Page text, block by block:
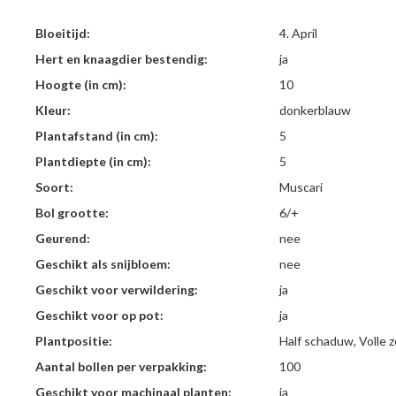
Bloeitijd:
4. April
Hert en knaagdier bestendig:
ja
Hoogte (in cm):
10
Kleur:
donkerblauw
Plantafstand (in cm):
5
Plantdiepte (in cm):
5
Soort:
Muscari
Bol grootte:
6/+
Geurend:
nee
Geschikt als snijbloem:
nee
Geschikt voor verwildering:
ja
Geschikt voor op pot:
ja
Plantpositie:
Half schaduw, Volle
Aantal bollen per verpakking:
100
Geschikt voor machinaal planten:
ja